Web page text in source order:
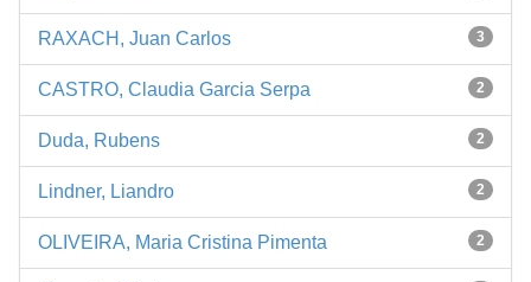
3
RAXACH, Juan Carlos
2
CASTRO, Claudia Garcia Serpa
2
Duda, Rubens
2
Lindner, Liandro
2
OLIVEIRA, Maria Cristina Pimenta